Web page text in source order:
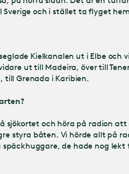
och i stället ta flyget
Kielkanalen ut i Elbe
ut till Madeira, över till
till Grenada i Karibien.
sjökortet och höra på radion
styra båten. Vi hörde allt på
de hade nog lekt